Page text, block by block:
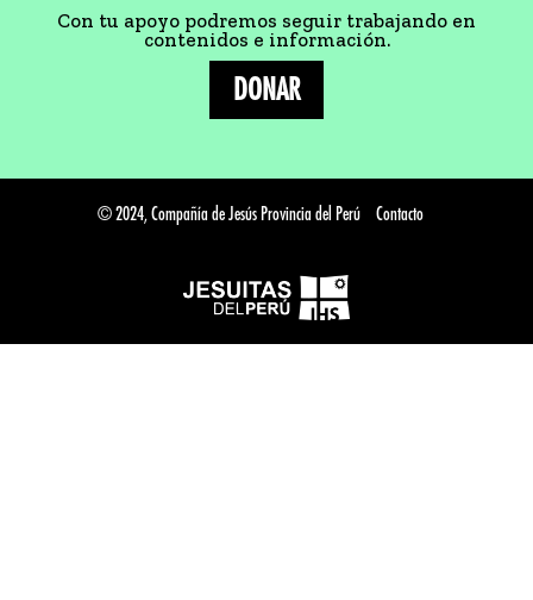
Con tu apoyo podremos seguir trabajando en
contenidos e información.
DONAR
© 2024, Compañía de Jesús Provincia del Perú Contacto